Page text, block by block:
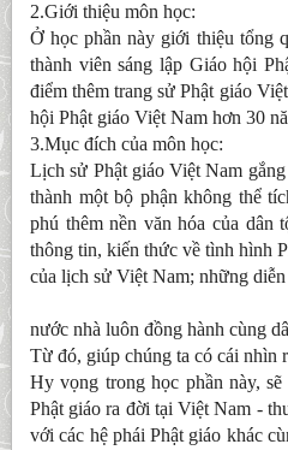
2.Giới thiệu môn học:
Ở học phần này giới thiệu tổng
thành viên sáng lập Giáo hội
điểm thêm trang sử Phật giáo
hội Phật giáo Việt Nam hơn 30
3.Mục đích của môn học:
Lịch sử Phật giáo Việt Nam
thành một bộ phận không thể
phú thêm nền văn hóa của dân
thông tin, kiến thức về tình hình
của lịch sử Việt Nam; những
nước nhà luôn đồng hành cùng
Từ đó, giúp chúng ta có cái nhìn
Hy vọng trong học phần này,
Phật giáo ra đời tại Việt Nam -
với các hệ phái Phật giáo khác